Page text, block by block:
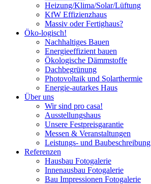
Heizung/Klima/Solar/Lüftung
KfW Effizienzhaus
Massiv oder Fertighaus?
Öko-logisch!
Nachhaltiges Bauen
Energieeffizient bauen
Ökologische Dämmstoffe
Dachbegrünung
Photovoltaik und Solarthermie
Energie-autarkes Haus
Über uns
Wir sind pro casa!
Ausstellungshaus
Unsere Festpreisgarantie
Messen & Veranstaltungen
Leistungs- und Baubeschreibung
Referenzen
Hausbau Fotogalerie
Innenausbau Fotogalerie
Bau Impressionen Fotogalerie